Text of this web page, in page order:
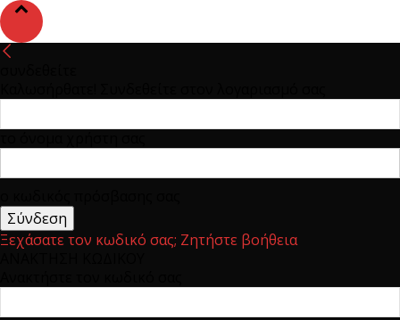
Ξεχάσατε τον κωδικό σας; Ζητήστε βοήθεια